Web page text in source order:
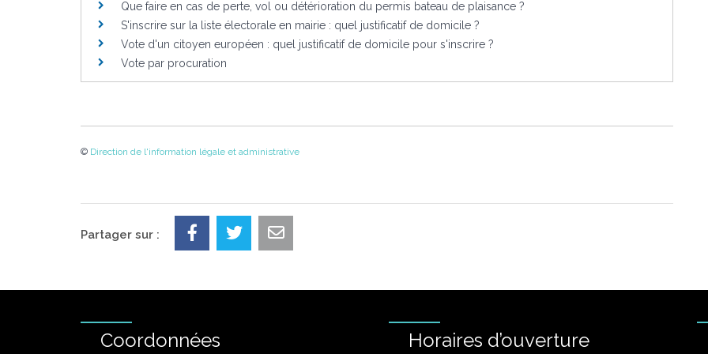
Que faire en cas de perte, vol ou détérioration du permis bateau de plaisance ?
S'inscrire sur la liste électorale en mairie : quel justificatif de domicile ?
Vote d'un citoyen européen : quel justificatif de domicile pour s'inscrire ?
Vote par procuration
© Direction de l'information légale et administrative
Partager sur :
Coordonnées Horaires d’ouverture